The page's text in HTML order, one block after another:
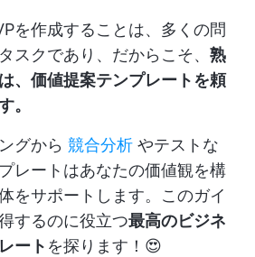
を作成することは、多くの問
スクであり、だからこそ、 熟
、価値提案テンプレートを頼
。
グから 競合分析 やテストな
レートはあなたの価値観を構
をサポートします。このガイ
するのに役立つ最高のビジネ
ート を探ります！😍